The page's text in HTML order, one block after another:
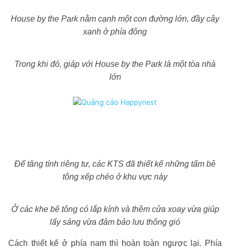
House by the Park nằm cạnh một con đường lớn, đầy cây
xanh ở phía đông
Trong khi đó, giáp với House by the Park là một tòa nhà
lớn
Để tăng tính riêng tư, các KTS đã thiết kế những tấm bê
tông xếp chéo ở khu vực này
Ở các khe bê tông có lắp kính và thêm cửa xoay vừa giúp
lấy sáng vừa đảm bảo lưu thông gió
Cách thiết kế ở phía nam thì hoàn toàn ngược lại. Phía